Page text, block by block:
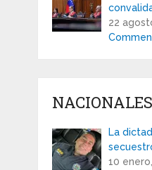
22
NACIONALES
La
10